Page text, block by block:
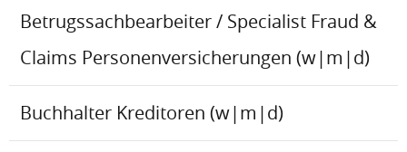
Betrugssachbearbeiter / Specialist Fraud &
Claims Personenversicherungen (w|m|d)
Buchhalter Kreditoren (w|m|d)